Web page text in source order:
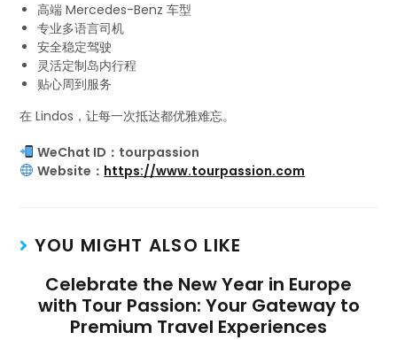
高端 Mercedes-Benz 车型
专业多语言司机
安全稳定驾驶
灵活定制岛内行程
贴心周到服务
在 Lindos，让每一次抵达都优雅难忘。
WeChat ID：tourpassion
Website： https://www.tourpassion.com
YOU MIGHT ALSO LIKE
Celebrate the New Year in Europe
with Tour Passion: Your Gateway to
Premium Travel Experiences